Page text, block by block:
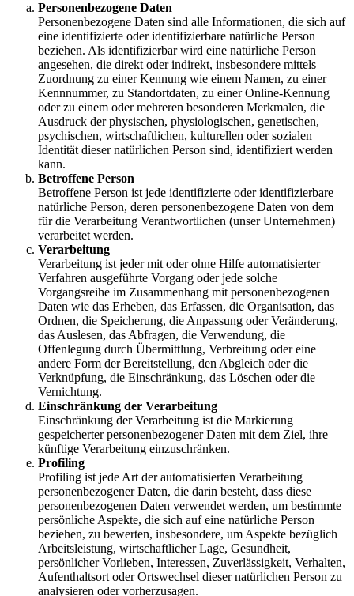
Personenbezogene Daten
Personenbezogene Daten sind alle Informationen, die sich auf
eine identifizierte oder identifizierbare natürliche Person
beziehen. Als identifizierbar wird eine natürliche Person
angesehen, die direkt oder indirekt, insbesondere mittels
Zuordnung zu einer Kennung wie einem Namen, zu einer
Kennnummer, zu Standortdaten, zu einer Online-Kennung
oder zu einem oder mehreren besonderen Merkmalen, die
Ausdruck der physischen, physiologischen, genetischen,
psychischen, wirtschaftlichen, kulturellen oder sozialen
Identität dieser natürlichen Person sind, identifiziert werden
kann.
Betroffene Person
Betroffene Person ist jede identifizierte oder identifizierbare
natürliche Person, deren personenbezogene Daten von dem
für die Verarbeitung Verantwortlichen (unser Unternehmen)
verarbeitet werden.
Verarbeitung
Verarbeitung ist jeder mit oder ohne Hilfe automatisierter
Verfahren ausgeführte Vorgang oder jede solche
Vorgangsreihe im Zusammenhang mit personenbezogenen
Daten wie das Erheben, das Erfassen, die Organisation, das
Ordnen, die Speicherung, die Anpassung oder Veränderung,
das Auslesen, das Abfragen, die Verwendung, die
Offenlegung durch Übermittlung, Verbreitung oder eine
andere Form der Bereitstellung, den Abgleich oder die
Verknüpfung, die Einschränkung, das Löschen oder die
Vernichtung.
Einschränkung der Verarbeitung
Einschränkung der Verarbeitung ist die Markierung
gespeicherter personenbezogener Daten mit dem Ziel, ihre
künftige Verarbeitung einzuschränken.
Profiling
Profiling ist jede Art der automatisierten Verarbeitung
personenbezogener Daten, die darin besteht, dass diese
personenbezogenen Daten verwendet werden, um bestimmte
persönliche Aspekte, die sich auf eine natürliche Person
beziehen, zu bewerten, insbesondere, um Aspekte bezüglich
Arbeitsleistung, wirtschaftlicher Lage, Gesundheit,
persönlicher Vorlieben, Interessen, Zuverlässigkeit, Verhalten,
Aufenthaltsort oder Ortswechsel dieser natürlichen Person zu
analysieren oder vorherzusagen.